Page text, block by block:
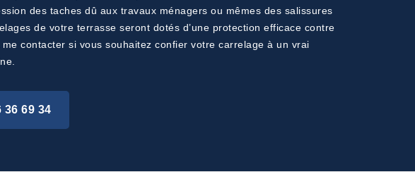
des taches dû aux travaux ménagers ou mêmes des salissures
de votre terrasse seront dotés d’une protection efficace contre
contacter si vous souhaitez confier votre carrelage à un vrai
36 69 34